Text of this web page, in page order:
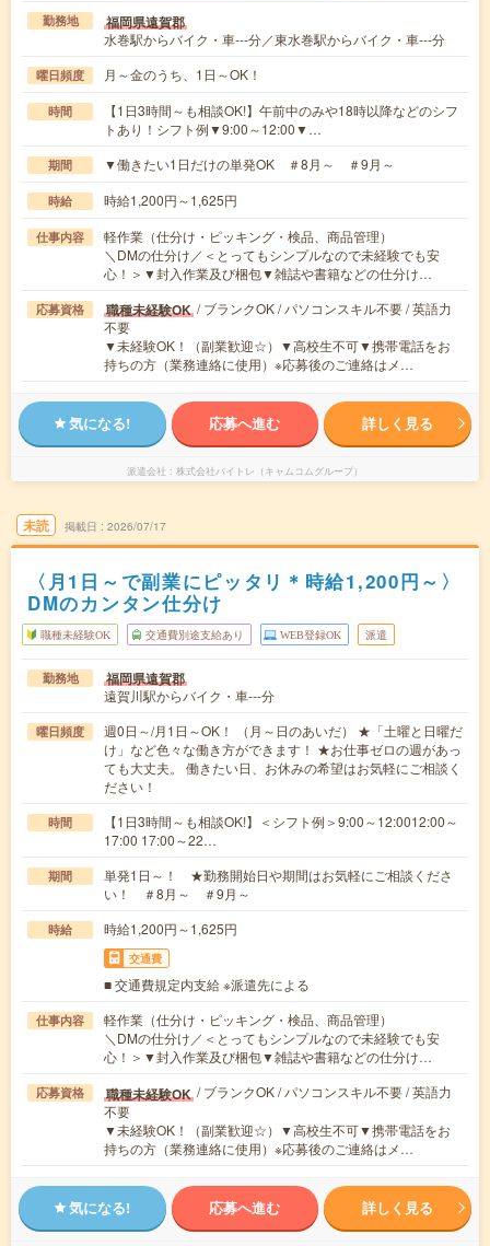
勤務地 福岡県遠賀郡
水巻駅からバイク・車---分／東水巻駅からバイク・車---分
曜日頻度 月～金のうち、1日～OK！
時間
【1日3時間～も相談OK!】午前中のみや18時以降などのシフ
トあり！シフト例▼9:00～12:00▼…
期間 ▼働きたい1日だけの単発OK ＃8月～ ＃9月～
時給 時給1,200円～1,625円
仕事内容
軽作業（仕分け・ピッキング・検品、商品管理）
＼DMの仕分け／＜とってもシンプルなので未経験でも安
心！＞▼封入作業及び梱包▼雑誌や書籍などの仕分け…
応募資格 職種未経験OK / ブランクOK / パソコンスキル不要 / 英語力
不要
▼未経験OK！（副業歓迎☆）▼高校生不可▼携帯電話をお
持ちの方（業務連絡に使用）※応募後のご連絡はメ…
気になる! 応募へ進む 詳しく見る
派遣会社 株式会社バイトレ（キャムコムグループ）
未読 掲載日 2026/07/17
〈月1日～で副業にピッタリ＊時給1,200円～〉
DMのカンタン仕分け
職種未経験OK 交通費別途支給あり WEB登録OK 派遣
勤務地 福岡県遠賀郡
遠賀川駅からバイク・車---分
曜日頻度
週0日～/月1日～OK！ （月～日のあいだ） ★「土曜と日曜だ
け」など色々な働き方ができます！ ★お仕事ゼロの週があっ
ても大丈夫。 働きたい日、お休みの希望はお気軽にご相談く
ださい！
時間
【1日3時間～も相談OK!】＜シフト例＞9:00～12:0012:00～
17:00 17:00～22…
期間
単発1日～！ ★勤務開始日や期間はお気軽にご相談くださ
い！ ＃8月～ ＃9月～
時給 時給1,200円～1,625円
交通費
■ 交通費規定内支給 ※派遣先による
仕事内容
軽作業（仕分け・ピッキング・検品、商品管理）
＼DMの仕分け／＜とってもシンプルなので未経験でも安
心！＞▼封入作業及び梱包▼雑誌や書籍などの仕分け…
応募資格 職種未経験OK / ブランクOK / パソコンスキル不要 / 英語力
不要
▼未経験OK！（副業歓迎☆）▼高校生不可▼携帯電話をお
持ちの方（業務連絡に使用）※応募後のご連絡はメ…
気になる! 応募へ進む 詳しく見る